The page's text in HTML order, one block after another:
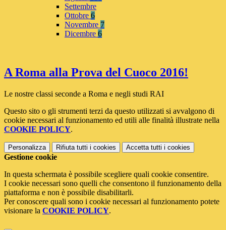
Settembre
Ottobre 6
Novembre 7
Dicembre 6
A Roma alla Prova del Cuoco 2016!
Le nostre classi seconde a Roma e negli studi RAI
Questo sito o gli strumenti terzi da questo utilizzati si avvalgono di
cookie necessari al funzionamento ed utili alle finalità illustrate nella
COOKIE POLICY.
Personalizza Rifiuta tutti i cookies Accetta tutti i cookies
Gestione cookie
In questa schermata è possibile scegliere quali cookie consentire.
I cookie necessari sono quelli che consentono il funzionamento della
piattaforma e non è possibile disabilitarli.
Per conoscere quali sono i cookie necessari al funzionamento potete
visionare la COOKIE POLICY.